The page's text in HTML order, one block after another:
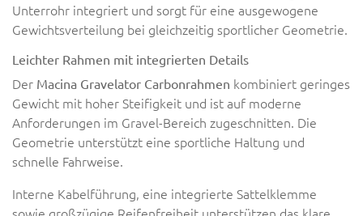
Unterrohr integriert und sorgt für eine ausgewogene
Gewichtsverteilung bei gleichzeitig sportlicher Geometrie.
Leichter Rahmen mit integrierten Details
Der Macina Gravelator Carbonrahmen kombiniert geringes
Gewicht mit hoher Steifigkeit und ist auf moderne
Anforderungen im Gravel-Bereich zugeschnitten. Die
Geometrie unterstützt eine sportliche Haltung und
schnelle Fahrweise.
Interne Kabelführung, eine integrierte Sattelklemme